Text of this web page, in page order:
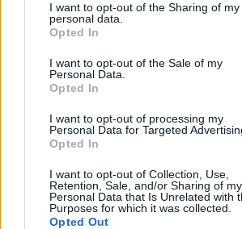
I want to opt-out of the Sharing of my
personal data.
Opted In
I want to opt-out of the Sale of my
Personal Data.
Opted In
I want to opt-out of processing my
Personal Data for Targeted
Opted In
I want to opt-out of Collection, Use,
Retention, Sale, and/or Sharing of my
Personal Data that Is Unrelated with
Purposes for which it was collected.
Opted Out
2023–2024
A három feljutó közül a Jászvásári
Dinamo az ötödik, a Galaci Oțelul
összecsapásán aratott sikert.
A bajnokság folyamán a galaciak
legjobban, az alsóház második
bennmaradást, míg a Dinamo
kényszerült, amelyen legyűrte az